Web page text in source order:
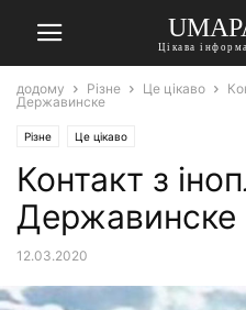
Цікава
додому Різне Це цікаво
Державинске
Різне Це цікаво
Контакт з
Державинске
12.03.2020